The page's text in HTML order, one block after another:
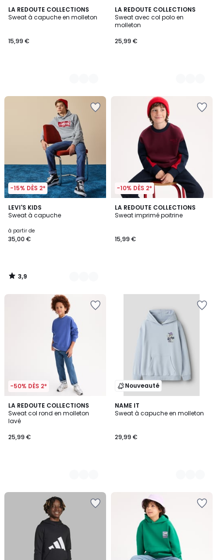
LA REDOUTE COLLECTIONS
Sweat à capuche en molleton
15,99 €
5
Couleurs
LA REDOUTE COLLECTIONS
Sweat avec col polo en
molleton
25,99 €
3
Couleurs
-15% DÈS 2*
LEVI'S KIDS
Sweat à capuche
à partir de
35,00 €
3,9
/ 5
3
Couleurs
3,9
/
-10% DÈS 2*
LA REDOUTE COLLECTIONS
Sweat imprimé poitrine
15,99 €
-50% DÈS 2*
LA REDOUTE COLLECTIONS
Sweat col rond en molleton
lavé
25,99 €
2
Couleurs
Nouveauté
NAME IT
Sweat à capuche en molleton
29,99 €
2
Couleurs